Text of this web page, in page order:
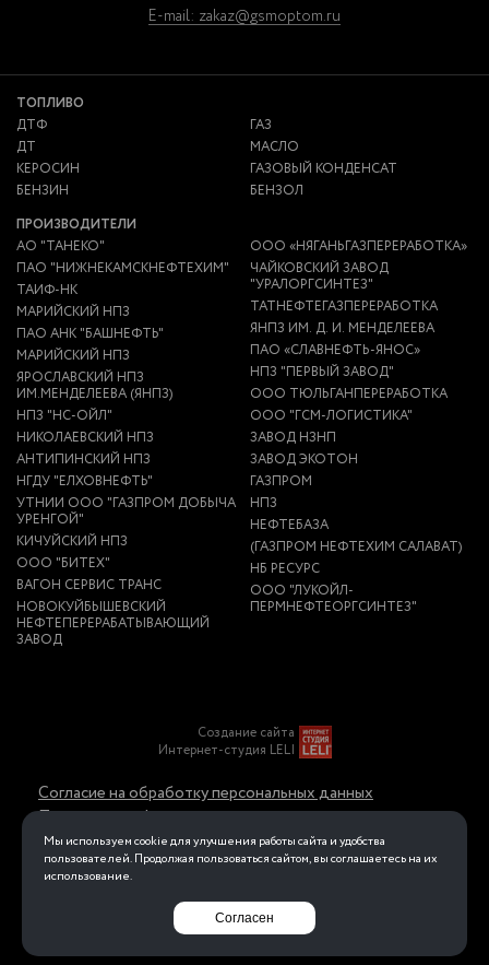
E-mail: zakaz@gsmoptom.ru
ТОПЛИВО
ДТФ
ДТ
КЕРОСИН
БЕНЗИН
ГАЗ
МАСЛО
ГАЗОВЫЙ КОНДЕНСАТ
БЕНЗОЛ
ПРОИЗВОДИТЕЛИ
АО "ТАНЕКО"
ПАО "НИЖНЕКАМСКНЕФТЕХИМ"
ТАИФ-НК
МАРИЙСКИЙ НПЗ
ПАО АНК "БАШНЕФТЬ"
МАРИЙСКИЙ НПЗ
ЯРОСЛАВСКИЙ НПЗ
ИМ.МЕНДЕЛЕЕВА (ЯНПЗ)
НПЗ "НС-ОЙЛ"
НИКОЛАЕВСКИЙ НПЗ
АНТИПИНСКИЙ НПЗ
НГДУ "ЕЛХОВНЕФТЬ"
УТНИИ ООО "ГАЗПРОМ ДОБЫЧА
УРЕНГОЙ"
КИЧУЙСКИЙ НПЗ
ООО "БИТЕХ"
ВАГОН СЕРВИС ТРАНС
НОВОКУЙБЫШЕВСКИЙ
НЕФТЕПЕРЕРАБАТЫВАЮЩИЙ
ЗАВОД
ООО «НЯГАНЬГАЗПЕРЕРАБОТКА»
ЧАЙКОВСКИЙ ЗАВОД
"УРАЛОРГСИНТЕЗ"
ТАТНЕФТЕГАЗПЕРЕРАБОТКА
ЯНПЗ ИМ. Д. И. МЕНДЕЛЕЕВА
ПАО «СЛАВНЕФТЬ-ЯНОС»
НПЗ "ПЕРВЫЙ ЗАВОД"
ООО ТЮЛЬГАНПЕРЕРАБОТКА
ООО "ГСМ-ЛОГИСТИКА"
ЗАВОД НЗНП
ЗАВОД ЭКОТОН
ГАЗПРОМ
НПЗ
НЕФТЕБАЗА
(ГАЗПРОМ НЕФТЕХИМ САЛАВАТ)
НБ РЕСУРС
ООО "ЛУКОЙЛ-
ПЕРМНЕФТЕОРГСИНТЕЗ"
Создание сайта
Интернет-студия LELI
Согласие на обработку персональных данных
Политика конфиденциальности в отношении
обработки персональных данных
Перейти на полную версию
Мы используем cookie для улучшения работы сайта и удобства
пользователей. Продолжая пользоваться сайтом, вы соглашаетесь на их
использование.
Согласен